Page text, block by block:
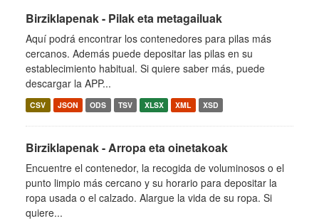
Birziklapenak - Pilak eta metagailuak
Aquí podrá encontrar los contenedores para pilas más
cercanos. Además puede depositar las pilas en su
establecimiento habitual. Si quiere saber más, puede
descargar la APP...
CSV JSON ODS TSV XLSX XML XSD
Birziklapenak - Arropa eta oinetakoak
Encuentre el contenedor, la recogida de voluminosos o el
punto limpio más cercano y su horario para depositar la
ropa usada o el calzado. Alargue la vida de su ropa. Si
quiere...